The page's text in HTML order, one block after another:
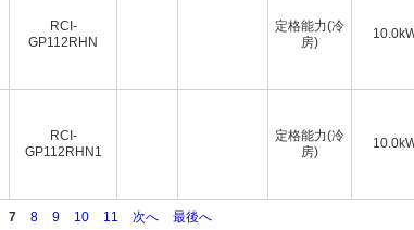
RCI-
GP112RHN
定格能力(冷
房)
RCI-
GP112RHN1
定格能力(冷
房)
7 8 9 10 11 次へ 最後へ